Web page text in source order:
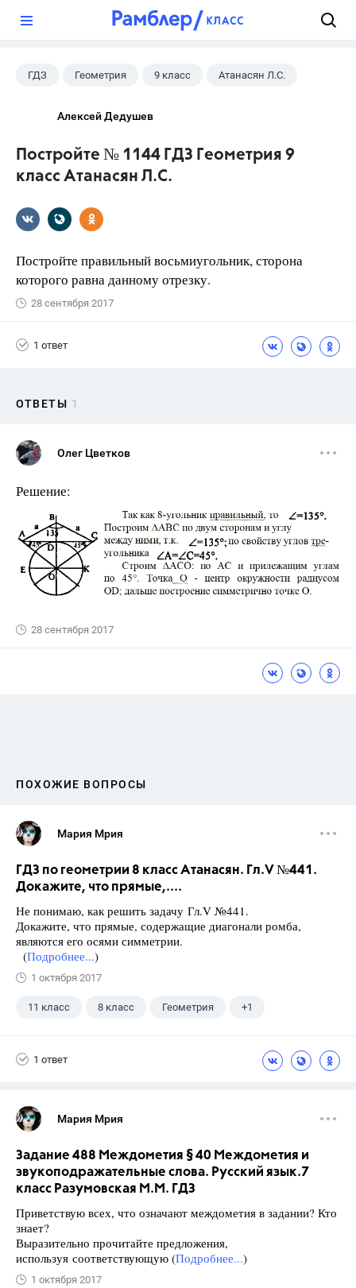
ГДЗ Геометрия 9 класс Атанасян Л.С.
Алексей Дедушев
Постройте № 1144 ГДЗ Геометрия 9
класс Атанасян Л.С.
Постройте правильный восьмиугольник, сторона
которого равна данному отрезку.
28 сентября 2017
1 ответ
ОТВЕТЫ 1
Олег Цветков
Решение:
28 сентября 2017
ПОХОЖИЕ ВОПРОСЫ
Мария Мрия
ГДЗ по геометрии 8 класс Атанасян. Гл.V №441.
Докажите, что прямые,....
Не понимаю, как решить задачу Гл.V №441.
Докажите, что прямые, содержащие диагонали ромба,
являются его осями симметрии.
(Подробнее...)
1 октября 2017
11 класс 8 класс Геометрия +1
1 ответ
Мария Мрия
Задание 488 Междометия § 40 Междометия и
звукоподражательные слова. Русский язык.7
класс Разумовская М.М. ГДЗ
Приветствую всех, что означают междометия в задании? Кто
знает?
Выразительно прочитайте предложения,
используя соответствующую (Подробнее...)
1 октября 2017